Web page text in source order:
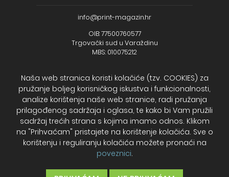
info@print-magazin.hr
OIB: 77500760577
Trgovački sud u Varaždinu
MBS: 010075212
+385 (48) 733 111
Zagrebačka banka d.d.
IBAN - HR2723600001102099043
Temeljni kapital: 330.000,00kn uplaćen u cijelosti
Naša web stranica koristi kolačiće (tzv. COOKIES) za
pružanje boljeg korisničkog iskustva i funkcionalnosti,
analize korištenja naše web stranice, radi pružanja
prilagođenog sadržaja i oglasa, te kako bi Vam pružili
sadržaj trećih strana s kojima imamo odnos. Klikom
na "Prihvaćam" pristajete na korištenje kolačića. Sve o
korištenju i reguliranju kolačića možete pronaći na
poveznici.